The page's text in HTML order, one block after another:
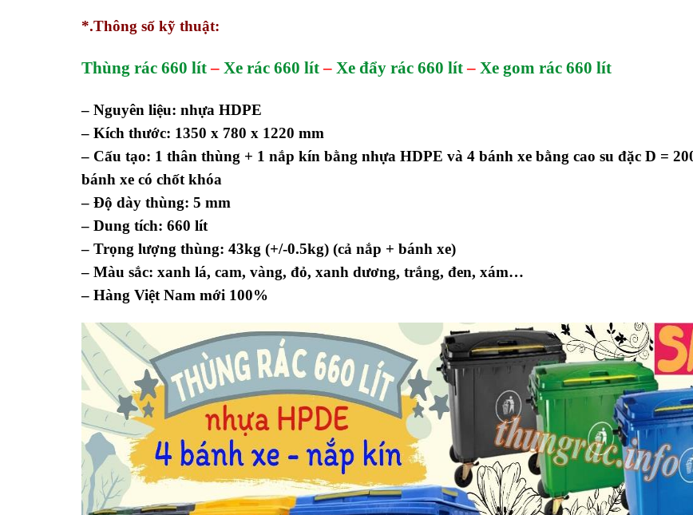
*.Thông số kỹ thuật:
Thùng rác 660 lít– Xe rác 660 lít– Xe đẩy rác 660 lít– Xe gom rác 660 lít
– Nguyên liệu: nhựa HDPE
– Kích thước: 1350 x 780 x 1220 mm
– Cấu tạo: 1 thân thùng + 1 nắp kín bằng nhựa HDPE và 4 bánh xe bằng cao su đặc D =
bánh xe có chốt khóa
– Độ dày thùng: 5 mm
– Dung tích: 660 lít
– Trọng lượng thùng: 43kg (+/-0.5kg) (cả nắp + bánh xe)
– Màu sắc: xanh lá, cam, vàng, đỏ, xanh dương, trắng, đen, xám…
– Hàng Việt Nam mới 100%